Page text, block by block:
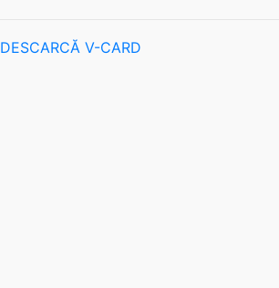
DESCARCĂ V-CARD